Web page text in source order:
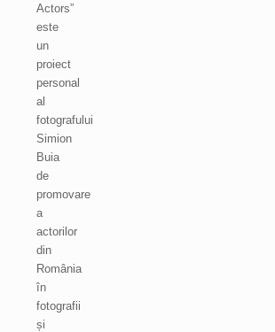
Actors”
este
un
proiect
personal
al
fotografului
Simion
Buia
de
promovare
a
actorilor
din
România
în
fotografii
și